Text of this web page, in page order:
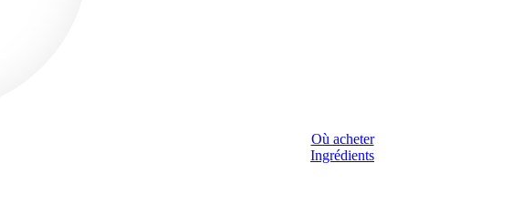
Où acheter
Ingrédients